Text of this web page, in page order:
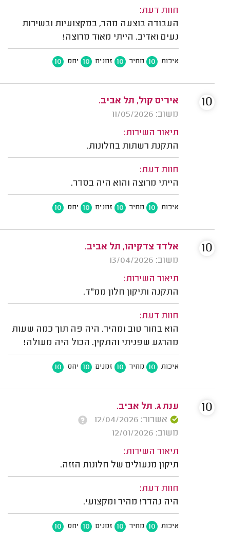
חוות דעת:
העבודה בוצעה מהר, במקצועיות ובשירות
נעים ואדיב. הייתי מאוד מרוצה!
איכות 10 מחיר 10 זמנים 10 יחס 10
איריס קול, תל אביב.
משוב: 11/05/2026
תיאור השירות:
התקנת רשתות בחלונות.
חוות דעת:
הייתי מרוצה והוא היה בסדר.
איכות 10 מחיר 10 זמנים 10 יחס 10
10
אלדד צדקיהו, תל אביב.
משוב: 13/04/2026
תיאור השירות:
התקנה ותיקון חלון ממ"ד.
חוות דעת:
הוא בחור טוב ומהיר. היה פה תוך כמה שעות
מהרגע שפניתי והתקין. הכול היה מעולה!
איכות 10 מחיר 10 זמנים 10 יחס 10
10
ענת ג. תל אביב.
אשרור: 12/04/2026
משוב: 12/01/2026
תיאור השירות:
תיקון מנעולים של חלונות הזזה.
חוות דעת:
היה נהדר! מהיר ומקצועי.
איכות 10 מחיר 10 זמנים 10 יחס 10
10